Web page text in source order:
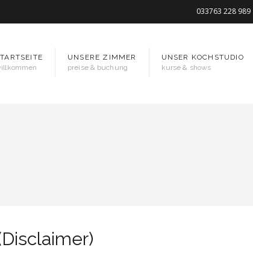
033763 228 989
UNSERE ZIMMER
preise & buchung
UNSER KOCHSTUDIO
kurse & shows